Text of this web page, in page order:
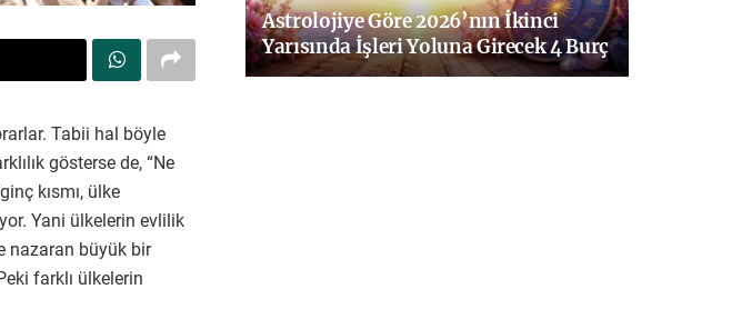
Tabii hal böyle
gösterse de, “Ne
kısmı, ülke
Yani ülkelerin evlilik
nazaran büyük bir
farklı ülkelerin
Astrolojiye Göre 2026’nın İkinci
Yarısında İşleri Yoluna Girecek 4 Burç